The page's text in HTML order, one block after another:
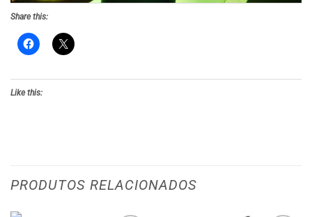
Share this:
Like this:
PRODUTOS RELACIONADOS